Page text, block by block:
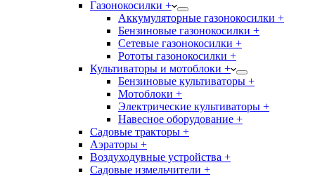
Газонокосилки +
Аккумуляторные газонокосилки +
Бензиновые газонокосилки +
Сетевые газонокосилки +
Рототы газонокосилки +
Культиваторы и мотоблоки +
Бензиновые культиваторы +
Мотоблоки +
Электрические культиваторы +
Навесное оборудование +
Садовые тракторы +
Аэраторы +
Воздуходувные устройства +
Садовые измельчители +